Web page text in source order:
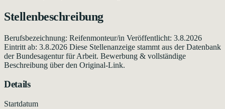
Stellenbeschreibung
Berufsbezeichnung: Reifenmonteur/in Veröffentlicht: 3.8.2026
Eintritt ab: 3.8.2026 Diese Stellenanzeige stammt aus der Datenbank
der Bundesagentur für Arbeit. Bewerbung & vollständige
Beschreibung über den Original-Link.
Details
Startdatum